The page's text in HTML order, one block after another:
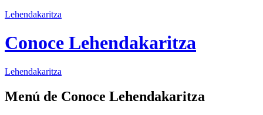
Lehendakaritza
Conoce Lehendakaritza
Lehendakaritza
Menú de Conoce Lehendakaritza